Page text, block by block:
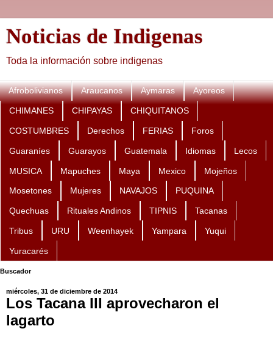
Noticias de Indigenas
Toda la información sobre indigenas
Afrobolivianos Araucanos Aymaras Ayoreos
CHIMANES CHIPAYAS CHIQUITANOS
COSTUMBRES Derechos FERIAS Foros
Guaraníes Guarayos Guatemala Idiomas Lecos
MUSICA Mapuches Maya Mexico Mojeños
Mosetones Mujeres NAVAJOS PUQUINA
Quechuas Rituales Andinos TIPNIS Tacanas
Tribus URU Weenhayek Yampara Yuqui
Yuracarés
Buscador
miércoles, 31 de diciembre de 2014
Los Tacana III aprovecharon el
lagarto